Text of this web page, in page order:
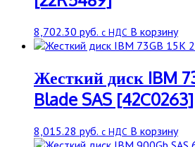
8,702.30 руб. с НДС В корзину
Жесткий диск IBM
Blade SAS [42C0263]
8,015.28 руб. с НДС В корзину